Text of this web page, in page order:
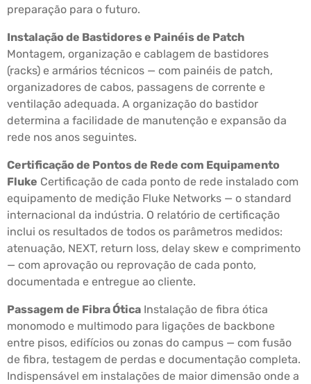
preparação para o futuro.
Instalação de Bastidores e Painéis de Patch
Montagem, organização e cablagem de bastidores
(racks) e armários técnicos — com painéis de patch,
organizadores de cabos, passagens de corrente e
ventilação adequada. A organização do bastidor
determina a facilidade de manutenção e expansão da
rede nos anos seguintes.
Certificação de Pontos de Rede com Equipamento
Fluke Certificação de cada ponto de rede instalado com
equipamento de medição Fluke Networks — o standard
internacional da indústria. O relatório de certificação
inclui os resultados de todos os parâmetros medidos:
atenuação, NEXT, return loss, delay skew e comprimento
— com aprovação ou reprovação de cada ponto,
documentada e entregue ao cliente.
Passagem de Fibra Ótica Instalação de fibra ótica
monomodo e multimodo para ligações de backbone
entre pisos, edifícios ou zonas do campus — com fusão
de fibra, testagem de perdas e documentação completa.
Indispensável em instalações de maior dimensão onde a